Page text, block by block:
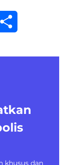
khusus dan